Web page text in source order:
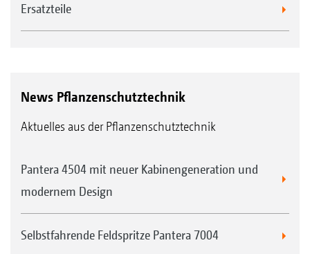
Ersatzteile
News Pflanzenschutztechnik
Aktuelles aus der Pflanzenschutztechnik
Pantera 4504 mit neuer Kabinengeneration und
modernem Design
Selbstfahrende Feldspritze Pantera 7004